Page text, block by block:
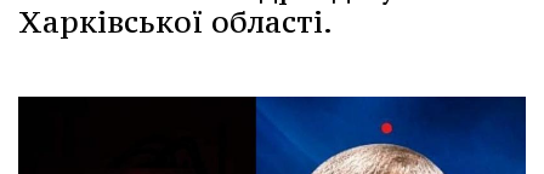
Харківської області.